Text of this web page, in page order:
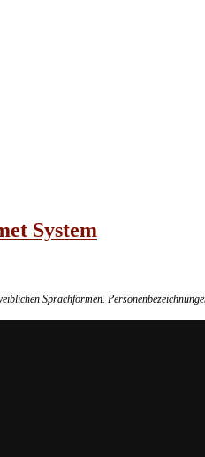
System
Sprachformen.